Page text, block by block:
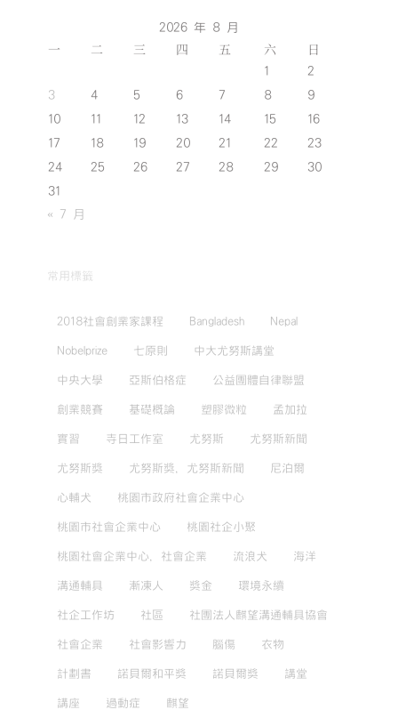
2026 年 8 月
一 二 三 四 五 六 日
1
2
3
4 5 6 7 8
9
10
11 12 13 14 15
16
17
18 19 20 21 22
23
24
25 26 27 28 29
30
31
« 7 月
常用標籤
2018社會創業家課程 Bangladesh Nepal
Nobelprize 七原則 中大尤努斯講堂
中央大學 亞斯伯格症 公益團體自律聯盟
創業競賽 基礎概論 塑膠微粒 孟加拉
實習 寺日工作室 尤努斯 尤努斯新聞
尤努斯獎 尤努斯獎，尤努斯新聞 尼泊爾
心輔犬 桃園市政府社會企業中心
桃園市社會企業中心 桃園社企小聚
桃園社會企業中心，社會企業 流浪犬 海洋
溝通輔具 漸凍人 獎金 環境永續
社企工作坊 社區 社團法人麒望溝通輔具協會
社會企業 社會影響力 腦傷 衣物
計劃書 諾貝爾和平獎 諾貝爾獎 講堂
講座 過動症 麒望